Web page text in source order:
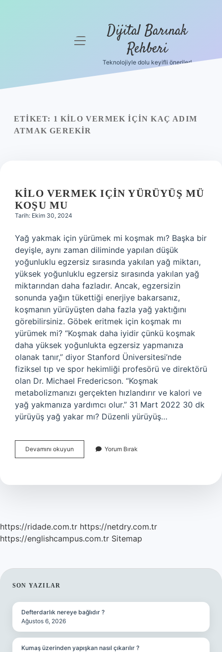
Yasal Uyarı
menüyü
Dijital Barınak
Rehberi
Teknolojiyle dolu keyifli öneriler!
ETIKET: 1 KILO VERMEK IÇIN KAÇ ADIM
ATMAK GEREKIR
KILO VERMEK IÇIN YÜRÜYÜŞ MÜ
KOŞU MU
Tarih: Ekim 30, 2024
Yağ yakmak için yürümek mi koşmak mı? Başka bir
deyişle, aynı zaman diliminde yapılan düşük
yoğunluklu egzersiz sırasında yakılan yağ miktarı,
yüksek yoğunluklu egzersiz sırasında yakılan yağ
miktarından daha fazladır. Ancak, egzersizin
sonunda yağın tükettiği enerjiye bakarsanız,
koşmanın yürüyüşten daha fazla yağ yaktığını
görebilirsiniz. Göbek eritmek için koşmak mı
yürümek mi? “Koşmak daha iyidir çünkü koşmak
daha yüksek yoğunlukta egzersiz yapmanıza
olanak tanır,” diyor Stanford Üniversitesi’nde
fiziksel tıp ve spor hekimliği profesörü ve direktörü
olan Dr. Michael Fredericson. “Koşmak
metabolizmanızı gerçekten hızlandırır ve kalori ve
yağ yakmanıza yardımcı olur.” 31 Mart 2022 30 dk
yürüyüş yağ yakar mı? Düzenli yürüyüş…
Devamını okuyun
Vermek
Mü
Yorum Bırak
https://ridade.com.tr https://netdry.com.tr
https://englishcampus.com.tr Sitemap
SIDEBAR
SON YAZILAR
Defterdarlık nereye bağlıdır ?
Ağustos 6, 2026
Kumaş üzerinden yapışkan nasıl çıkarılır ?